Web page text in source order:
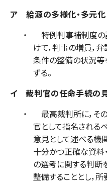
ア 給源の多様化・多元化
特例判事補制度の
けて，判事の増員，
条件の整備の状況等
ずる。
イ 裁判官の任命手続の
最高裁判所に，そ
官として指名される
意見として述べる機
十分かつ正確な資料
の選考に関する判断
整備することとし，